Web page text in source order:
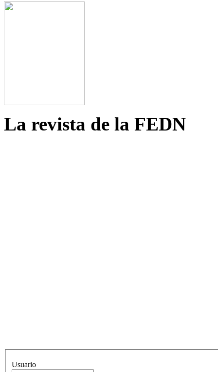
La revista de la FEDN
Usuario